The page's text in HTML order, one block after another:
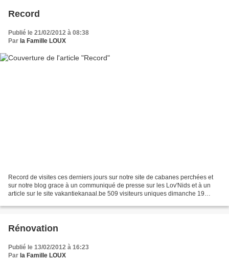
Record
Publié le 21/02/2012 à 08:38
Par la Famille LOUX
Record de visites ces derniers jours sur notre site de cabanes perchées et
sur notre blog grace à un communiqué de presse sur les Lov'Nids et à un
article sur le site vakantiekanaal.be 509 visiteurs uniques dimanche 19
Rénovation
Publié le 13/02/2012 à 16:23
Par la Famille LOUX